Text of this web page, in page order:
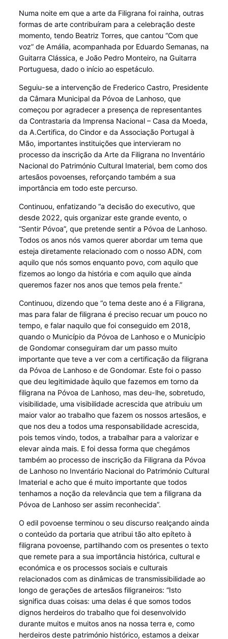
Numa noite em que a arte da Filigrana foi rainha, outras
formas de arte contribuíram para a celebração deste
momento, tendo Beatriz Torres, que cantou “Com que
voz” de Amália, acompanhada por Eduardo Semanas, na
Guitarra Clássica, e João Pedro Monteiro, na Guitarra
Portuguesa, dado o início ao espetáculo.
Seguiu-se a intervenção de Frederico Castro, Presidente
da Câmara Municipal da Póvoa de Lanhoso, que
começou por agradecer a presença de representantes
da Contrastaria da Imprensa Nacional – Casa da Moeda,
da A.Certifica, do Cindor e da Associação Portugal à
Mão, importantes instituições que intervieram no
processo da inscrição da Arte da Filigrana no Inventário
Nacional do Património Cultural Imaterial, bem como dos
artesãos povoenses, reforçando também a sua
importância em todo este percurso.
Continuou, enfatizando “a decisão do executivo, que
desde 2022, quis organizar este grande evento, o
“Sentir Póvoa”, que pretende sentir a Póvoa de Lanhoso.
Todos os anos nós vamos querer abordar um tema que
esteja diretamente relacionado com o nosso ADN, com
aquilo que nós somos enquanto povo, com aquilo que
fizemos ao longo da história e com aquilo que ainda
queremos fazer nos anos que temos pela frente.”
Continuou, dizendo que “o tema deste ano é a Filigrana,
mas para falar de filigrana é preciso recuar um pouco no
tempo, e falar naquilo que foi conseguido em 2018,
quando o Município da Póvoa de Lanhoso e o Município
de Gondomar conseguiram dar um passo muito
importante que teve a ver com a certificação da filigrana
da Póvoa de Lanhoso e de Gondomar. Este foi o passo
que deu legitimidade àquilo que fazemos em torno da
filigrana na Póvoa de Lanhoso, mas deu-lhe, sobretudo,
visibilidade, uma visibilidade acrescida que atribuiu um
maior valor ao trabalho que fazem os nossos artesãos, e
que nos deu a todos uma responsabilidade acrescida,
pois temos vindo, todos, a trabalhar para a valorizar e
elevar ainda mais. E foi dessa forma que chegámos
também ao processo de inscrição da Filigrana da Póvoa
de Lanhoso no Inventário Nacional do Património Cultural
Imaterial e acho que é muito importante que todos
tenhamos a noção da relevância que tem a filigrana da
Póvoa de Lanhoso ser assim reconhecida”.
O edil povoense terminou o seu discurso realçando ainda
o conteúdo da portaria que atribui tão alto epíteto à
filigrana povoense, partilhando com os presentes o texto
que remete para a sua importância histórica, cultural e
económica e os processos sociais e culturais
relacionados com as dinâmicas de transmissibilidade ao
longo de gerações de artesãos filigraneiros: “Isto
significa duas coisas: uma delas é que somos todos
dignos herdeiros do trabalho que foi desenvolvido
durante muitos e muitos anos na nossa terra e, como
herdeiros deste património histórico, estamos a deixar